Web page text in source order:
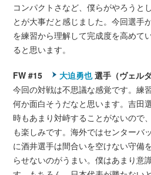
コンパクトさなど、僕らがやろうと
とが大事だと感じました。今回選手
を練習から理解して完成度を高めて
ると思います。
FW #15 大迫勇也選手（ヴェル
今回の対戦は不思議な感覚です。練
何か面白そうだなと思います。吉田
時もあまり対峙することがないので
も楽しみです。海外ではセンターバ
に酒井選手は間合いを空けない守備
らせないのがうまい。僕はあまり意